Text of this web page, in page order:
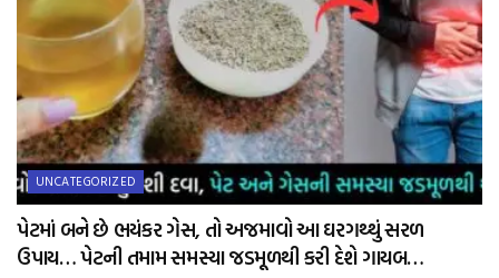
UNCATEGORIZED
પેટમાં બને છે ભયંકર ગેસ, તો અજમાવો આ ઘરગથ્થું સરળ
ઉપાય… પેટની તમામ સમસ્યા જડમૂળથી કરી દેશે ગાયબ…